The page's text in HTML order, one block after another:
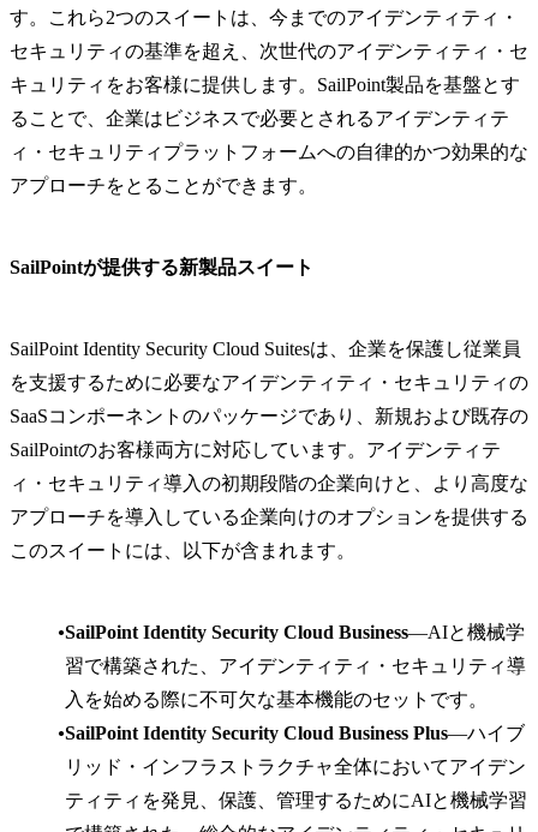
す。これら2つのスイートは、今までのアイデンティティ・
セキュリティの基準を超え、次世代のアイデンティティ・セ
キュリティをお客様に提供します。SailPoint製品を基盤とす
ることで、企業はビジネスで必要とされるアイデンティテ
ィ・セキュリティプラットフォームへの自律的かつ効果的な
アプローチをとることができます。
SailPointが提供する新製品スイート
SailPoint Identity Security Cloud Suitesは、企業を保護し従業員
を支援するために必要なアイデンティティ・セキュリティの
SaaSコンポーネントのパッケージであり、新規および既存の
SailPointのお客様両方に対応しています。アイデンティテ
ィ・セキュリティ導入の初期段階の企業向けと、より高度な
アプローチを導入している企業向けのオプションを提供する
このスイートには、以下が含まれます。
SailPoint Identity Security Cloud Business―AIと機械学
習で構築された、アイデンティティ・セキュリティ導
入を始める際に不可欠な基本機能のセットです。
SailPoint Identity Security Cloud Business Plus―ハイブ
リッド・インフラストラクチャ全体においてアイデン
ティティを発見、保護、管理するためにAIと機械学習